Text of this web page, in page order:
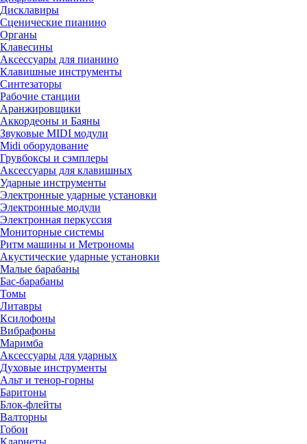
Дисклавиры
Сценические пианино
Органы
Клавесины
Аксессуары для пианино
Клавишные инструменты
Синтезаторы
Рабочие станции
Аранжировщики
Аккордеоны и Баяны
Звуковые MIDI модули
Midi оборудование
Грувбоксы и сэмплеры
Аксессуары для клавишных
Ударные инструменты
Электронные ударные установки
Электронные модули
Электронная перкуссия
Мониторные системы
Ритм машины и Метрономы
Акустические ударные установки
Малые барабаны
Бас-барабаны
Томы
Литавры
Ксилофоны
Вибрафоны
Маримба
Аксессуары для ударных
Духовые инструменты
Альт и тенор-горны
Баритоны
Блок-флейты
Валторны
Гобои
Кларнеты